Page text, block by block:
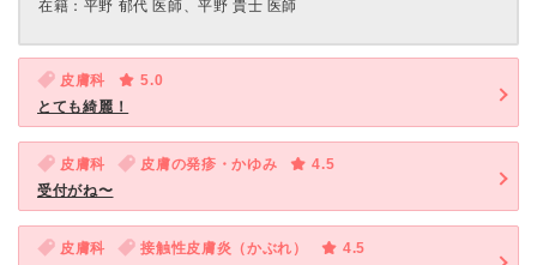
在籍：平野 郁代 医師、平野 貴士 医師
皮膚科
5.0
とても綺麗！
皮膚科 皮膚の発疹・かゆみ
4.5
受付がね〜
皮膚科 接触性皮膚炎（かぶれ）
4.5